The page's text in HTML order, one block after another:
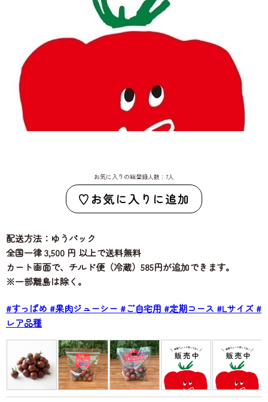
お気に入りの総登録人数：7人
お気に入りに追加
配送方法：ゆうパック
全国一律 3,500 円 以上で送料無料
カート画面で、チルド便（冷蔵）585円が追加できます。
※一部離島は除く。
#すっぱめ #果肉ジューシー #ご自宅用 #定期コース #Lサイズ#
レア品種